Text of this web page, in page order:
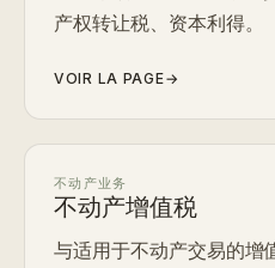
产权转让税、资本利得。
VOIR LA PAGE→
不动产业务
不动产增值税
与适用于不动产交易的增